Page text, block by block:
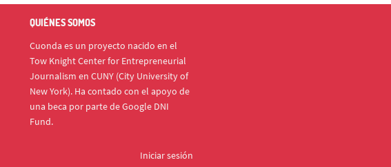
QUIÉNES SOMOS
Cuonda es un proyecto nacido en el
Tow Knight Center for Entrepreneurial
Journalism en CUNY (City University of
New York). Ha contado con el apoyo de
una beca por parte de Google DNI
Fund.
Iniciar sesión